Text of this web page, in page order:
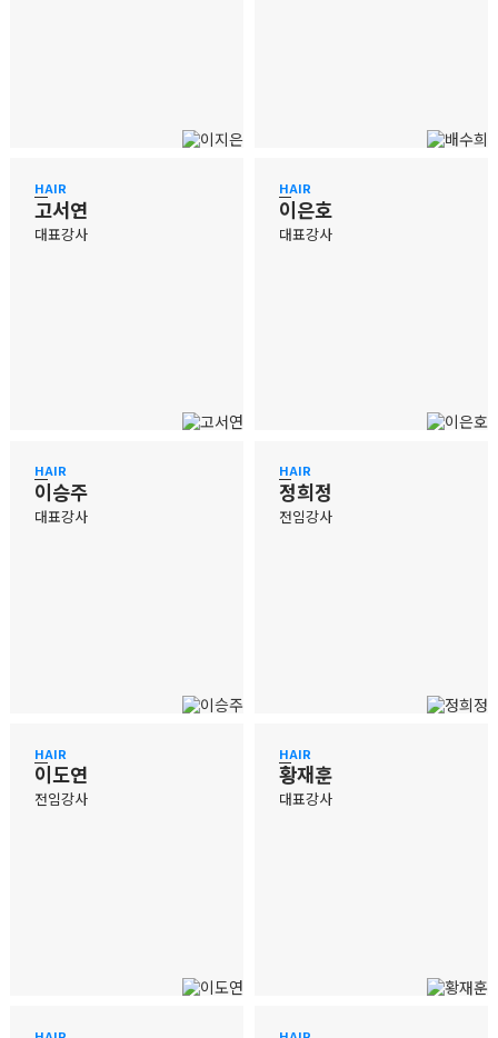
HAIR
고서연
대표강사
HAIR
이은호
대표강사
HAIR
이승주
대표강사
HAIR
정희정
전임강사
HAIR
이도연
전임강사
HAIR
황재훈
대표강사